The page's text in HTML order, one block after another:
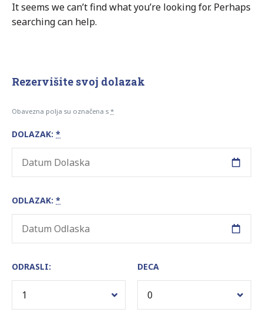
It seems we can’t find what you’re looking for. Perhaps
searching can help.
Rezervišite svoj dolazak
Obavezna polja su označena s *
DOLAZAK: *
ODLAZAK: *
ODRASLI: DECA